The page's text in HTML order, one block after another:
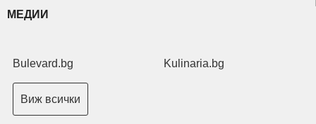
МЕДИИ
Bulevard.bg Kulinaria.bg
Виж всички